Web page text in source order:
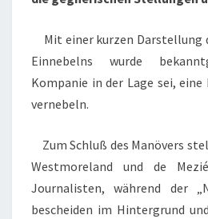
Mit einer kurzen Darstellung
Einnebelns wurde
Kompanie in der Lage sei, eine
vernebeln.
Zum Schluß des Manövers
Westmoreland und de
Journalisten, während der
bescheiden im Hintergrund